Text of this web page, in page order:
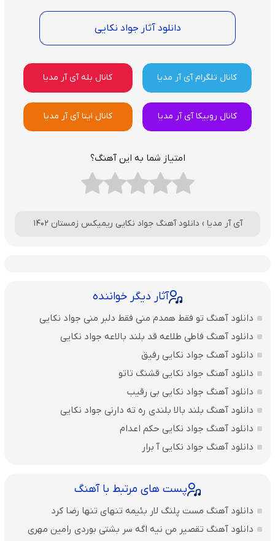
دانلود آثار جواد نکایی
کانال تلگرام آی آر مدیا کانال بله آی آر مدیا
کانال روبیکا آی آر مدیا کانال ایتا آی آر مدیا
امتیاز شما به این آهنگ؟
آی آر مدیا › دانلود آهنگ جواد نکایی ریمیکس زمستان ۱۴۰۲
آثار دیگر خواننده
دانلود آهنگ تو فقط همدم منی فقط دلبر منی جواد نکایی
دانلود آهنگ فاطی طلاعه قد بلند بالاعه جواد نکایی
دانلود آهنگ جواد نکایی رفیق
دانلود آهنگ جواد نکایی قشنگ تاتو
دانلود آهنگ جواد نکایی بی رقیب
دانلود آهنگ بلند بالا بلندی ره ته دارنی جواد نکایی
دانلود آهنگ جواد نکایی حکم اعدام
دانلود آهنگ جواد نکایی آ برار
پست های مرتبط با آهنگ
دانلود آهنگ مست پلنگ لار بئیمه تنهای تنها رضا کرد
دانلود آهنگ تقصیر من نیه اگه سر بشتی بوردی رامین مهری